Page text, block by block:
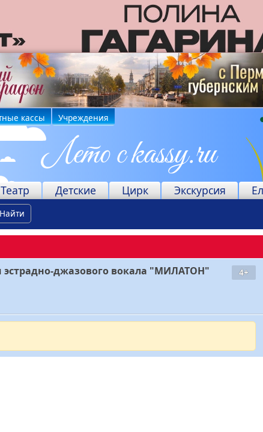
кассы Учреждения
Театр Детские Цирк Экскурсия
Найти
4+
джазового вокала "МИЛАТОН"